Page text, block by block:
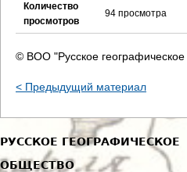
Количество
просмотров
94 просмотра
© ВОО "Русское
< Предыдущий материал
РУССКОЕ ГЕОГРАФИЧЕСКОЕ
ОБЩЕСТВО